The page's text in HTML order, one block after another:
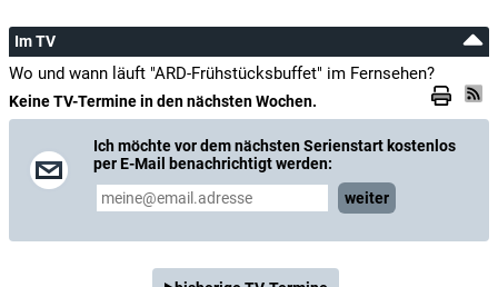
Im TV
Wo und wann läuft "ARD-Frühstücksbuffet" im Fernsehen?
Keine TV-Termine in den nächsten Wochen.
Ich möchte vor dem nächsten Serienstart kostenlos
per E-Mail benachrichtigt werden:
weiter